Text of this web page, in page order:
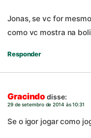
Jonas, se vc for
como vc mostra na
Responder
Gracindo disse:
29 de setembro de 2014 às 10:31
Se o igor jogar como